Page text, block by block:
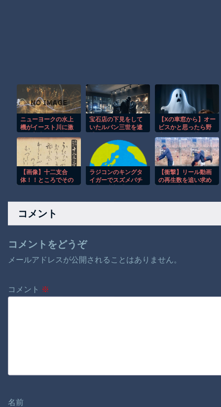
ニューヨークの水上
機がイースト川に激
瞬間！！
宝石店の下見をして
いたルパン三世を逮
【Xの車窓から】オー
ビスかと思ったら野
か
【画像】十二支合
体！！ところでその
ラジコンのキングタ
イガーでスズメバチ
戦車が家に来るんだ
【衝撃】リール動画
の再生数を追い求め
コメント
コメントをどうぞ
メールアドレスが公開されることはありません。
コメント ※
名前